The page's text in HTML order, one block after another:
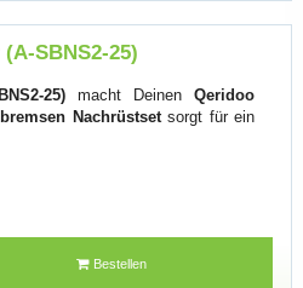
SBNS2-25)
25) macht DeinenQeridoo
Nachrüstsetsorgt für ein
Bestellen